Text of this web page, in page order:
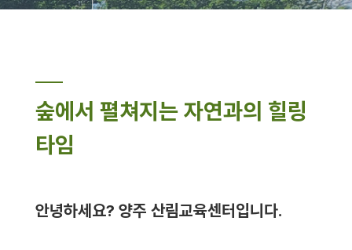
숲에서 펼쳐지는 자연과의 힐링
타임
안녕하세요? 양주 산림교육센터입니다.